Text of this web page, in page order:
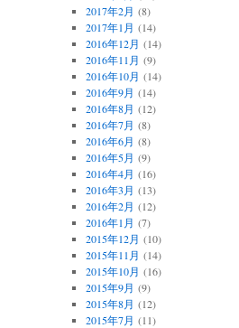
2017年2月 (8)
2017年1月 (14)
2016年12月 (14)
2016年11月 (9)
2016年10月 (14)
2016年9月 (14)
2016年8月 (12)
2016年7月 (8)
2016年6月 (8)
2016年5月 (9)
2016年4月 (16)
2016年3月 (13)
2016年2月 (12)
2016年1月 (7)
2015年12月 (10)
2015年11月 (14)
2015年10月 (16)
2015年9月 (9)
2015年8月 (12)
2015年7月 (11)